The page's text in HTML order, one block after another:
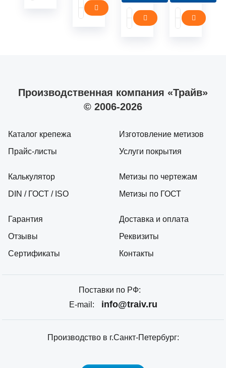
Производственная компания «Трайв»
© 2006-2026
Каталог крепежа
Прайс-листы
Калькулятор
DIN / ГОСТ / ISO
Гарантия
Отзывы
Сертификаты
Изготовление метизов
Услуги покрытия
Метизы по чертежам
Метизы по ГОСТ
Доставка и оплата
Реквизиты
Контакты
Поставки по РФ:
E-mail:
info@traiv.ru
Производство в г.Санкт-Петербург: